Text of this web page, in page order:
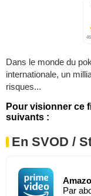
Dans le monde du
internationale, un
risques...
Pour visionner ce
suivants :
En SVOD /
Par